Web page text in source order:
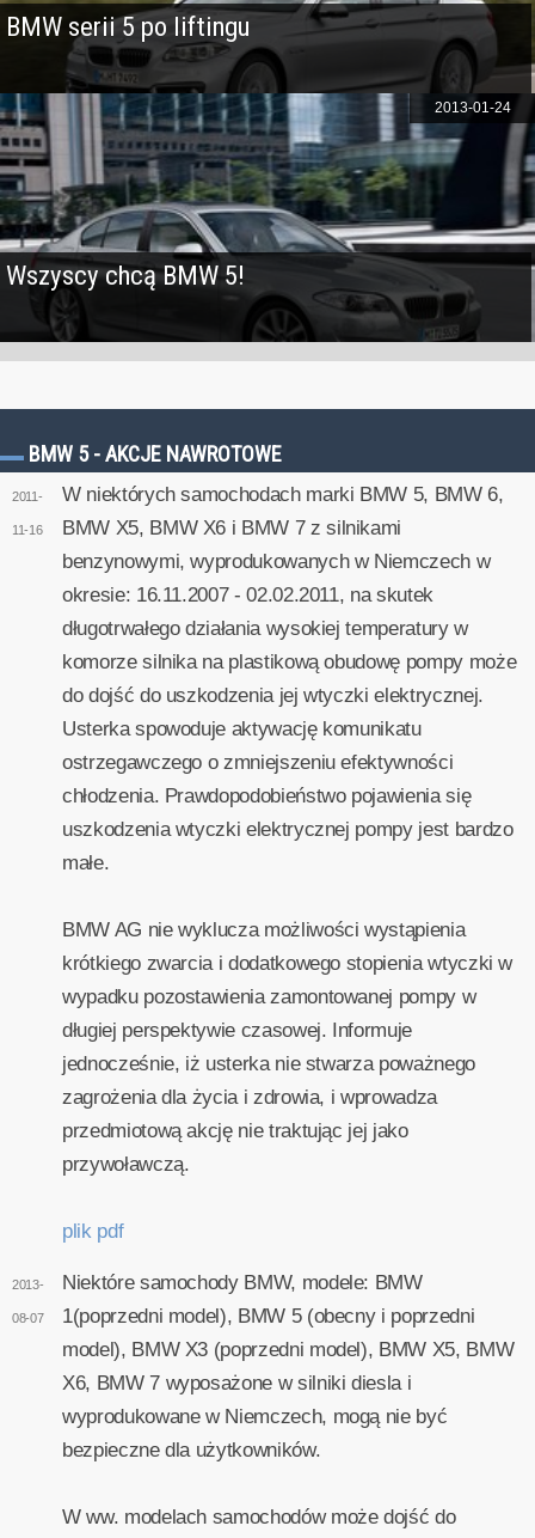
BMW serii 5 po liftingu
Wszyscy chcą BMW 5!
2013-01-24
BMW 5 - AKCJE NAWROTOWE
2011-
11-16
W niektórych samochodach marki BMW 5, BMW 6,
BMW X5, BMW X6 i BMW 7 z silnikami
benzynowymi, wyprodukowanych w Niemczech w
okresie: 16.11.2007 - 02.02.2011, na skutek
długotrwałego działania wysokiej temperatury w
komorze silnika na plastikową obudowę pompy może
do dojść do uszkodzenia jej wtyczki elektrycznej.
Usterka spowoduje aktywację komunikatu
ostrzegawczego o zmniejszeniu efektywności
chłodzenia. Prawdopodobieństwo pojawienia się
uszkodzenia wtyczki elektrycznej pompy jest bardzo
małe.
BMW AG nie wyklucza możliwości wystąpienia
krótkiego zwarcia i dodatkowego stopienia wtyczki w
wypadku pozostawienia zamontowanej pompy w
długiej perspektywie czasowej. Informuje
jednocześnie, iż usterka nie stwarza poważnego
zagrożenia dla życia i zdrowia, i wprowadza
przedmiotową akcję nie traktując jej jako
przywoławczą.
plik pdf
2013-
08-07
Niektóre samochody BMW, modele: BMW
1(poprzedni model), BMW 5 (obecny i poprzedni
model), BMW X3 (poprzedni model), BMW X5, BMW
X6, BMW 7 wyposażone w silniki diesla i
wyprodukowane w Niemczech, mogą nie być
bezpieczne dla użytkowników.
W ww. modelach samochodów może dojść do